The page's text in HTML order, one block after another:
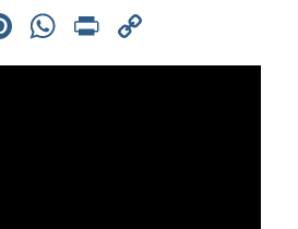
Pinterest
WhatsApp
Print
Link